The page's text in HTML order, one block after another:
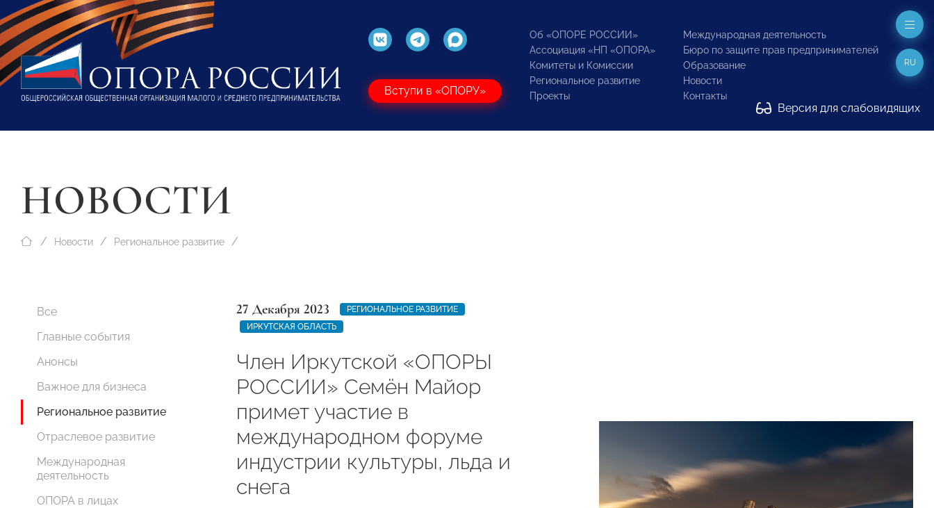
Вступи в «ОПОРУ»
Об «ОПОРЕ РОССИИ»
Ассоциация «НП «ОПОРА»
Комитеты и Комиссии
Региональное развитие
Проекты
Международная деятельность
Бюро по защите прав предпринимателей
Образование
Новости
Контакты
Версия для слабовидящих
RU
НОВОСТИ
Новости Региональное развитие
Все
Главные события
Анонсы
Важное для бизнеса
Региональное развитие
Отраслевое развитие
Международная
деятельность
ОПОРА в лицах
27 Декабря 2023
РЕГИОНАЛЬНОЕ РАЗВИТИЕ
ИРКУТСКАЯ ОБЛАСТЬ
Член Иркутской «ОПОРЫ
РОССИИ» Семён Майор
примет участие в
международном форуме
индустрии культуры, льда и
снега